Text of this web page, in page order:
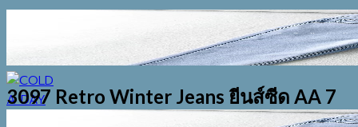
3097 Retro Winter Jeans ยีนส์ซีด AA 7